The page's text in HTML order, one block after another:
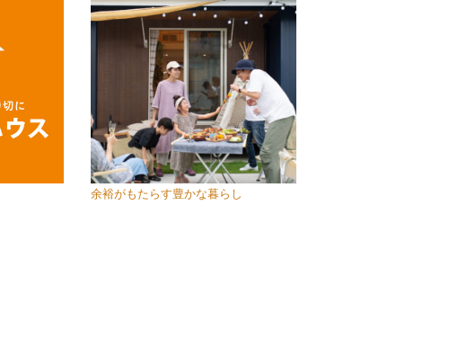
余裕がもたらす豊かな暮らし